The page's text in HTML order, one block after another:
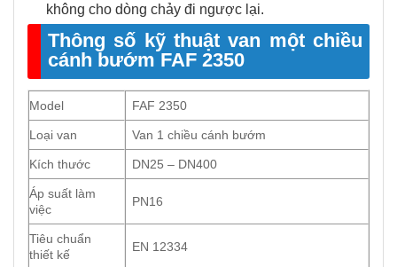
không cho dòng chảy đi ngược lại.
Thông số kỹ thuật van một chiều
cánh bướm FAF 2350
Model FAF 2350
Loại van Van 1 chiều cánh bướm
Kích thước DN25 – DN400
Áp suất làm
việc
PN16
Tiêu chuẩn
thiết kế
EN 12334